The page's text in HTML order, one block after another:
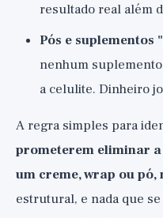
resultado real além
Pós e
nenhum
a celulite. Dinheiro
A regra simples para
prometerem eliminar
um creme, wrap ou
estrutural, e nada que